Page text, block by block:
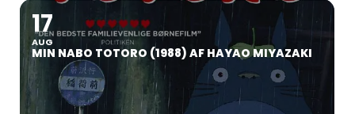
17
AUG
MIN NABO TOTORO (1988) AF HAYAO MIYAZAKI